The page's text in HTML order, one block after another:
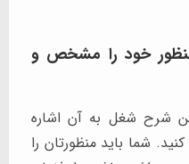
خود را مشخص و
شرح شغل به آن اشاره
شما باید منظورتان را